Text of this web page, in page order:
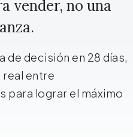
vender, no una
de decisión en 28 días,
entre
lograr el máximo